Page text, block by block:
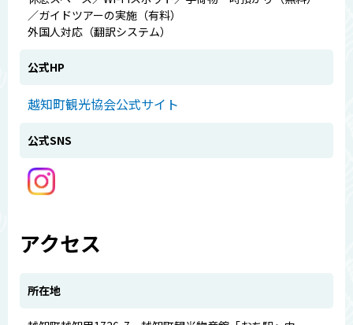
／ガイドツアーの実施（有料）
外国人対応（翻訳システム）
公式HP
越知町観光協会公式サイト
公式SNS
アクセス
所在地